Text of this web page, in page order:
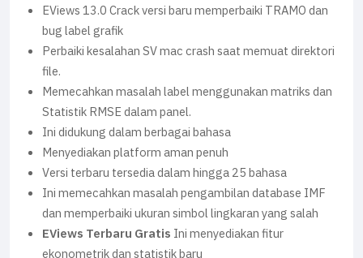
EViews 13.0 Crack versi baru memperbaiki TRAMO dan
bug label grafik
Perbaiki kesalahan SV mac crash saat memuat direktori
file.
Memecahkan masalah label menggunakan matriks dan
Statistik RMSE dalam panel.
Ini didukung dalam berbagai bahasa
Menyediakan platform aman penuh
Versi terbaru tersedia dalam hingga 25 bahasa
Ini memecahkan masalah pengambilan database IMF
dan memperbaiki ukuran simbol lingkaran yang salah
EViews Terbaru Gratis Ini menyediakan fitur
ekonometrik dan statistik baru